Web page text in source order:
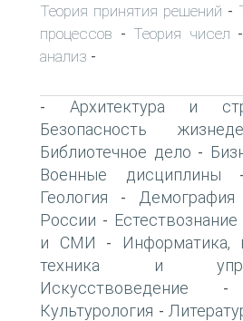
Теория принятия решений -
процессов - Теория чисел
анализ -
- Архитектура и
Безопасность
Библиотечное дело -
Военные дисциплины
Геология - Демография
России - Естествознание
и СМИ -
Информатика,
техника и
Искусствоведение
Культурология -